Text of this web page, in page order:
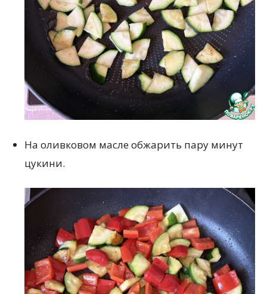
На оливковом масле обжарить пару минут
цукини.